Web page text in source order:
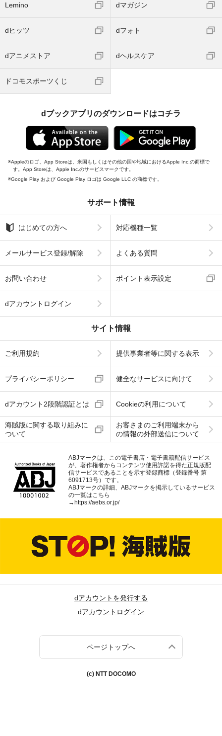
Lemino dマガジン
dヒッツ dフォト
dアニメストア dヘルスケア
ドコモスポーツくじ
dブックアプリのダウンロードはコチラ
Appleのロゴ、App Storeは、米国もしくはその他の国や地域におけるApple Inc.の商標で
す。App Storeは、Apple Inc.のサービスマークです。
Google Play および Google Play ロゴは Google LLC の商標です。
サポート情報
はじめての方へ 対応機種一覧
メールサービス登録/解除 よくある質問
お問い合わせ ポイント表示設定
dアカウントログイン
サイト情報
ご利用規約 提供事業者等に関する表示
プライバシーポリシー 健全なサービスに向けて
dアカウント2段階認証とは Cookieの利用について
海賊版に関する取り組みに
ついて
お客さまのご利用端末から
の情報の外部送信について
ABJマークは、この電子書店・電子書籍配信サービス
が、著作権者からコンテンツ使用許諾を得た正規版配
信サービスであることを示す登録商標（登録番号 第
6091713号）です。
ABJマークの詳細、ABJマークを掲示しているサービス
の一覧はこちら
→https://aebs.or.jp/
dアカウントを発行する
dアカウントログイン
ページトップへ
(c) NTT DOCOMO